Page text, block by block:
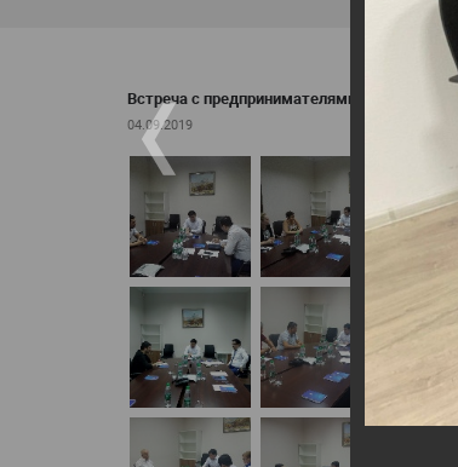
Встреча с предпринимателями
04.09.2019